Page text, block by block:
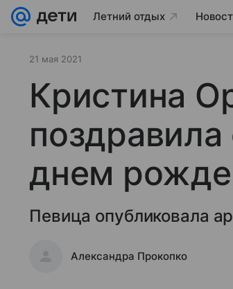
Летний отдых
21 мая 2021
Кристина
днем
Певица опубликовала
Александра Прокопко